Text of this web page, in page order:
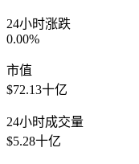
24小时涨跌
0.00%
市值
$72.13十亿
24小时成交量
$5.28十亿